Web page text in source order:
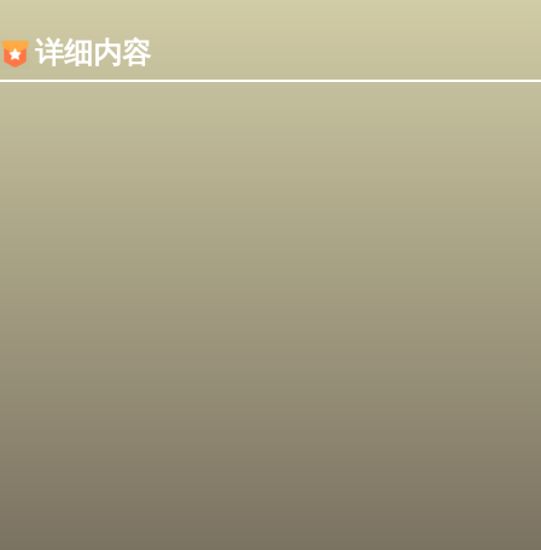
详细内容